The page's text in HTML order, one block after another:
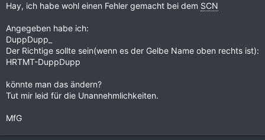
Hay, ich habe wohl einen Fehler gemacht bei dem SCN
Angegeben habe ich:
DuppDupp_
Der Richtige sollte sein(wenn es der Gelbe Name oben rechts ist):
HRTMT-DuppDupp
könnte man das ändern?
Tut mir leid für die Unannehmlichkeiten.
MfG